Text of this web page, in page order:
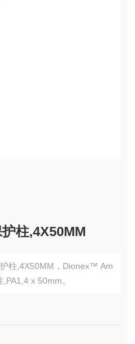
柱,4X50MM
柱,4X50MM，Dionex™ Am
x 50mm。